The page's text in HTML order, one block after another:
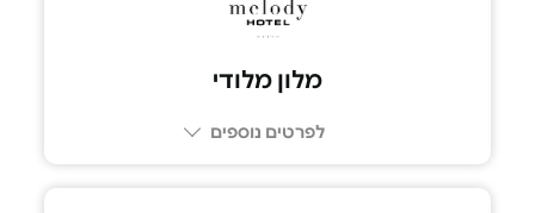
מלון מלודי
לפרטים נוספים